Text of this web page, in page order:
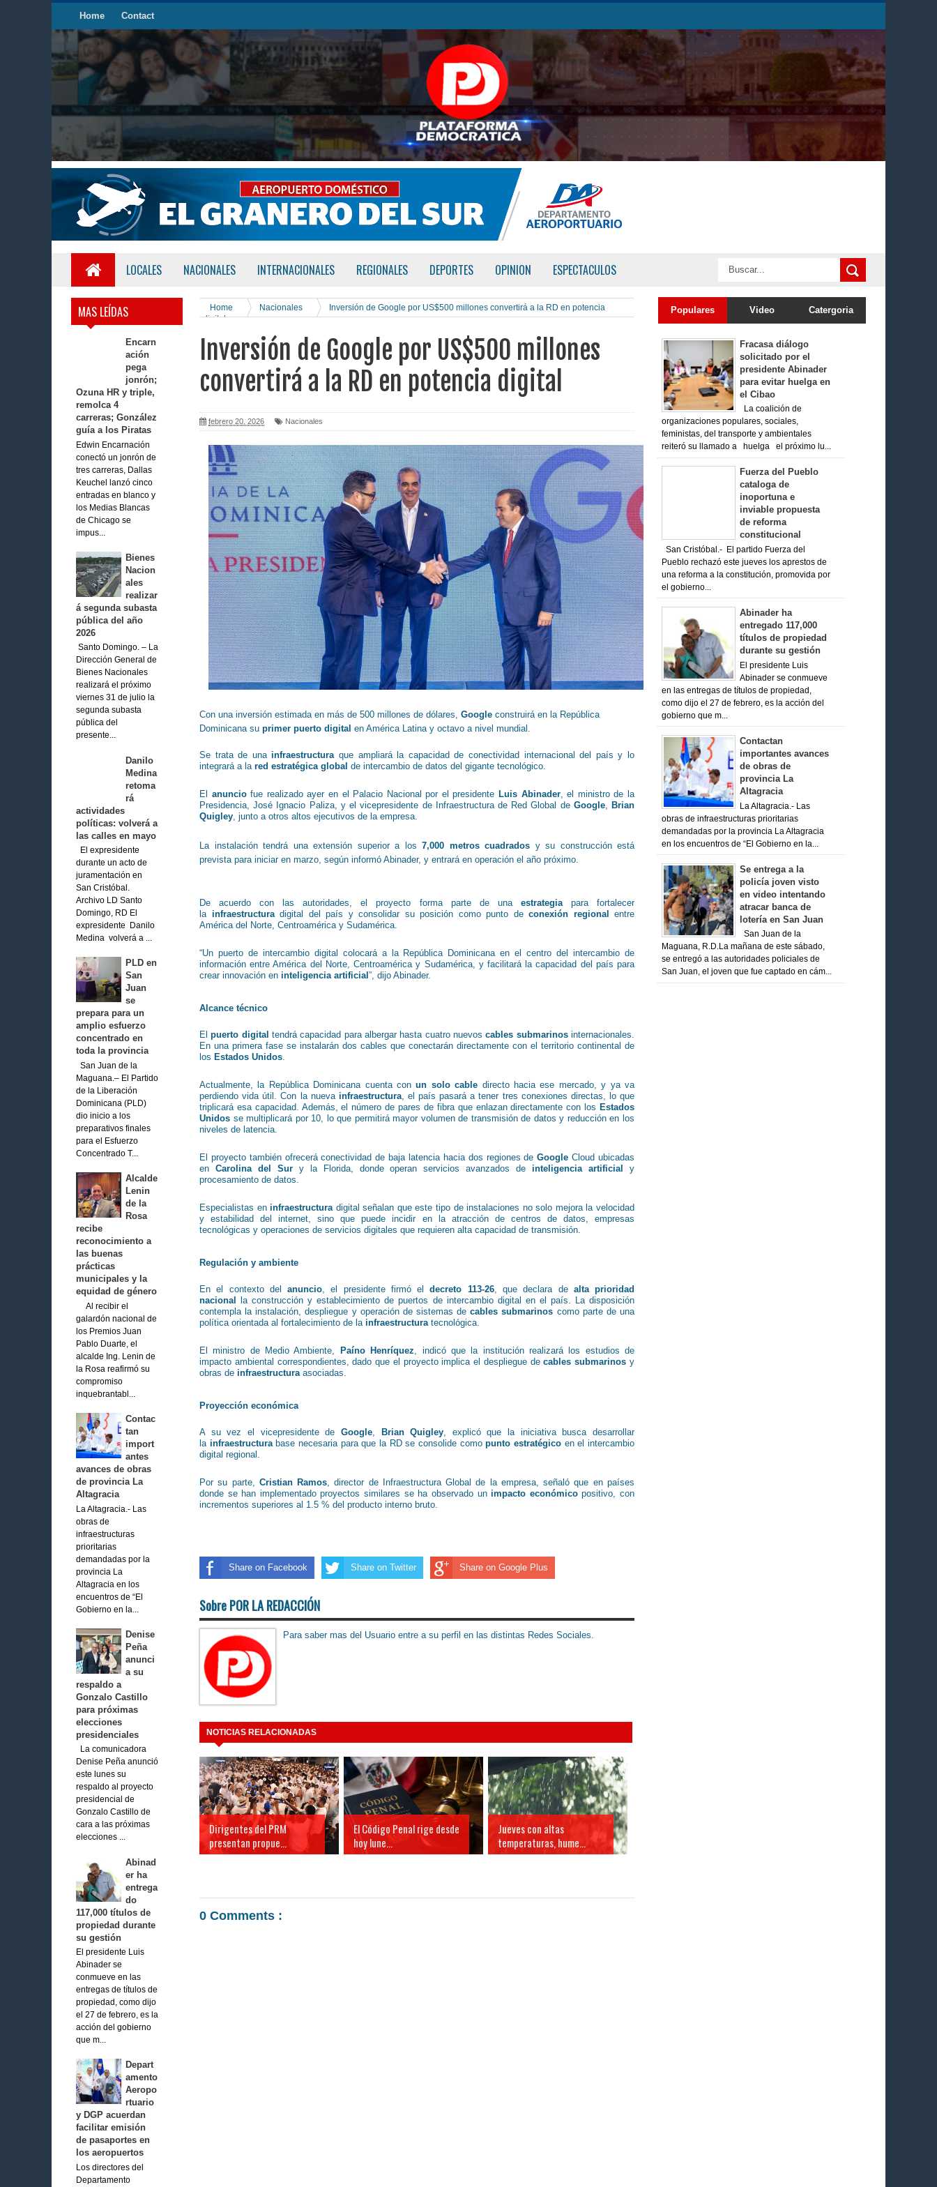
Home Contact
LOCALES NACIONALES INTERNACIONALES REGIONALES DEPORTES OPINION ESPECTACULOS
MAS LEÍDAS
Encarn
ación
pega
jonrón;
Ozuna HR y triple,
remolca 4
carreras; González
guía a los Piratas
Edwin Encarnación
conectó un jonrón de
tres carreras, Dallas
Keuchel lanzó cinco
entradas en blanco y
los Medias Blancas
de Chicago se
impus...
Bienes
Nacion
ales
realizar
á segunda subasta
pública del año
2026
Santo Domingo. – La
Dirección General de
Bienes Nacionales
realizará el próximo
viernes 31 de julio la
segunda subasta
pública del
presente...
Danilo
Medina
retoma
rá
actividades
políticas: volverá a
las calles en mayo
El expresidente
durante un acto de
juramentación en
San Cristóbal.
Archivo LD Santo
Domingo, RD El
expresidente Danilo
Medina volverá a ...
PLD en
San
Juan
se
prepara para un
amplio esfuerzo
concentrado en
toda la provincia
San Juan de la
Maguana.– El Partido
de la Liberación
Dominicana (PLD)
dio inicio a los
preparativos finales
para el Esfuerzo
Concentrado T...
Alcalde
Lenin
de la
Rosa
recibe
reconocimiento a
las buenas
prácticas
municipales y la
equidad de género
Al recibir el
galardón nacional de
los Premios Juan
Pablo Duarte, el
alcalde Ing. Lenin de
la Rosa reafirmó su
compromiso
inquebrantabl...
Contac
tan
import
antes
avances de obras
de provincia La
Altagracia
La Altagracia.- Las
obras de
infraestructuras
prioritarias
demandadas por la
provincia La
Altagracia en los
encuentros de “El
Gobierno en la...
Denise
Peña
anunci
a su
respaldo a
Gonzalo Castillo
para próximas
elecciones
presidenciales
La comunicadora
Denise Peña anunció
este lunes su
respaldo al proyecto
presidencial de
Gonzalo Castillo de
cara a las próximas
elecciones ...
Abinad
er ha
entrega
do
117,000 títulos de
propiedad durante
su gestión
El presidente Luis
Abinader se
conmueve en las
entregas de títulos de
propiedad, como dijo
el 27 de febrero, es la
acción del gobierno
que m...
Depart
amento
Aeropo
rtuario
y DGP acuerdan
facilitar emisión
de pasaportes en
los aeropuertos
Los directores del
Departamento
Home Nacionales
Inversión de Google por US$500 millones convertirá a la RD en potencia
digital
Inversión de Google por US$500 millones
convertirá a la RD en potencia digital
febrero 20, 2026 Nacionales
Con una inversión estimada en más de 500 millones de dólares, Google construirá en la República
Dominicana su primer puerto digital en América Latina y octavo a nivel mundial.
Se trata de una infraestructura que ampliará la capacidad de conectividad internacional del país y lo
integrará a la red estratégica global de intercambio de datos del gigante tecnológico.
El anunciofue realizado ayer en el Palacio Nacional por el presidenteLuis Abinader, el ministro de la
Presidencia, José Ignacio Paliza, y el vicepresidente de Infraestructura de Red Global de Google,Brian
Quigley , junto a otros altos ejecutivos de la empresa.
La instalación tendrá una extensión superior a los 7,000 metros cuadrados y su construcción está
prevista para iniciar en marzo, según informó Abinader, y entrará en operación el año próximo.
De acuerdo con las autoridades, el proyecto forma parte de una estrategiapara fortalecer
la infraestructuradigital del país y consolidar su posición como punto de conexión regional entre
América del Norte, Centroamérica y Sudamérica.
“Un puerto de intercambio digital colocará a la República Dominicana en el centro del intercambio de
información entre América del Norte, Centroamérica y Sudamérica, y facilitará la capacidad del país para
crear innovación en inteligencia artificial”, dijo Abinader.
Alcance técnico
Elpuerto digital tendrá capacidad para albergar hasta cuatro nuevoscables submarinosinternacionales.
En una primera fase se instalarán dos cables que conectarán directamente con el territorio continental de
los Estados Unidos
Actualmente, la República Dominicana cuenta conun solo cable directo hacia ese mercado, y ya va
perdiendo vida útil. Con la nueva infraestructura, el país pasará a tener tres conexiones directas, lo que
triplicará esa capacidad. Además, el número de pares de fibra que enlazan directamente con los Estados
Unidos se multiplicará por 10, lo que permitirá mayor volumen de transmisión de datos y reducción en los
niveles de latencia.
El proyecto también ofrecerá conectividad de baja latencia hacia dos regiones deGoogle Cloud ubicadas
en Carolina del Sury la Florida, donde operan servicios avanzados de inteligencia artificial
y
procesamiento de datos.
Especialistas en infraestructura digital señalan que este tipo de instalaciones no solo mejora la velocidad
y estabilidad del internet, sino que puede incidir en la atracción de centros de datos, empresas
tecnológicas y operaciones de servicios digitales que requieren alta capacidad de transmisión.
Regulación y ambiente
En el contexto delanuncio , el presidente firmó eldecreto 113-26, que declara de alta prioridad
nacional
la construcción y establecimiento de puertos de intercambio digital en el país. La disposición
contempla la instalación, despliegue y operación de sistemas decables submarinos como parte de una
política orientada al fortalecimiento de la infraestructura tecnológica.
El ministro de Medio Ambiente, Paíno Henríquez , indicó que la institución realizará los estudios de
impacto ambiental correspondientes, dado que el proyecto implica el despliegue decables submarinos y
obras de infraestructura asociadas.
Proyección económica
A su vez el vicepresidente de Google, Brian Quigley, explicó que la iniciativa busca desarrollar
la infraestructurabase necesaria para que la RD se consolide comopunto estratégico en el intercambio
digital regional.
Por su parte, Cristian Ramos, director de Infraestructura Global de la empresa, señaló que en países
donde se han implementado proyectos similares se ha observado un impacto económicopositivo, con
incrementos superiores al 1.5 % del producto interno bruto.
Share on Facebook Share on Twitter Share on Google Plus
Sobre POR LA REDACCIÓN
Para saber mas del Usuario entre a su perfil en las distintas Redes Sociales.
NOTICIAS RELACIONADAS
Dirigentes del PRM
presentan propue...
El Código Penal rige desde
hoy lune...
Jueves con altas
temperaturas, hume...
0 Comments :
Populares Video Catergoria
Fracasa diálogo
solicitado por el
presidente Abinader
para evitar huelga en
el Cibao
La coalición de
organizaciones populares, sociales,
feministas, del transporte y ambientales
reiteró su llamado a huelga el próximo lu...
Fuerza del Pueblo
cataloga de
inoportuna e
inviable propuesta
de reforma
constitucional
San Cristóbal.- El partido Fuerza del
Pueblo rechazó este jueves los aprestos de
una reforma a la constitución, promovida por
el gobierno...
Abinader ha
entregado 117,000
títulos de propiedad
durante su gestión
El presidente Luis
Abinader se conmueve
en las entregas de títulos de propiedad,
como dijo el 27 de febrero, es la acción del
gobierno que m...
Contactan
importantes avances
de obras de
provincia La
Altagracia
La Altagracia.- Las
obras de infraestructuras prioritarias
demandadas por la provincia La Altagracia
en los encuentros de “El Gobierno en la...
Se entrega a la
policía joven visto
en video intentando
atracar banca de
lotería en San Juan
San Juan de la
Maguana, R.D.La mañana de este sábado,
se entregó a las autoridades policiales de
San Juan, el joven que fue captado en cám...